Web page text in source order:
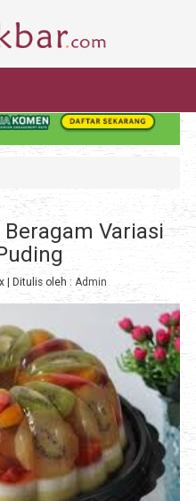
Variasi
| Ditulis oleh :Admin